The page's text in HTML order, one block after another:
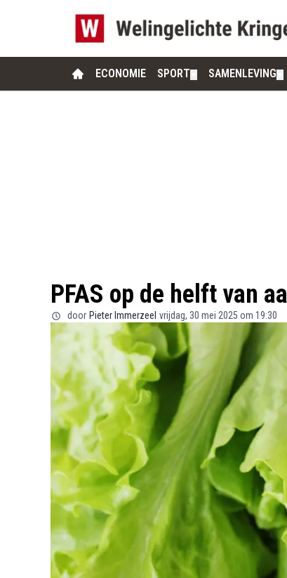
ECONOMIE SPORT SAMENLEVING
PFAS op de helft van
door Pieter Immerzeel vrijdag, 30 mei 2025 om 19:30